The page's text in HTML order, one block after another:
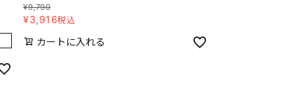
¥9,790
¥3,916税込
カートに入れる